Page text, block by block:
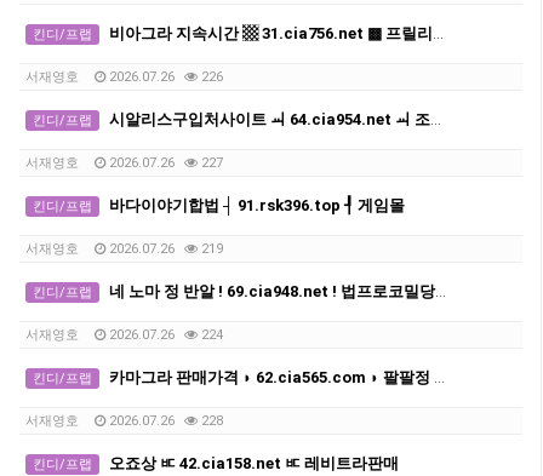
킨디/프랩 비아그라 지속시간 ▩ 31.cia756.net ▩ 프릴리지약국
서재영호 2026.07.26 226
킨디/프랩 시알리스구입처사이트 ㆉ 64.cia954.net ㆉ 조루방지제 지속시간
서재영호 2026.07.26 227
킨디/프랩 바다이야기합법 ┤ 91.rsk396.top ┦ 게임몰
서재영호 2026.07.26 219
킨디/프랩 네 노마 정 반알 ! 69.cia948.net ! 법프로코밀당일배송
서재영호 2026.07.26 224
킨디/프랩 카마그라 판매가격 ◗ 62.cia565.com ◗ 팔팔정 구매
서재영호 2026.07.26 228
킨디/프랩 오죠상 ㅳ 42.cia158.net ㅳ 레비트라판매